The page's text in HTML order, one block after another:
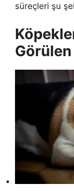
süreçleri şu